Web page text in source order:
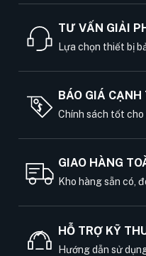
TƯ VẤN GIẢI
Lựa chọn thiết bị
BÁO GIÁ CẠNH
Chính sách tốt cho
GIAO HÀNG
Kho hàng sẵn có,
HỖ TRỢ KỸ
Hướng dẫn sử